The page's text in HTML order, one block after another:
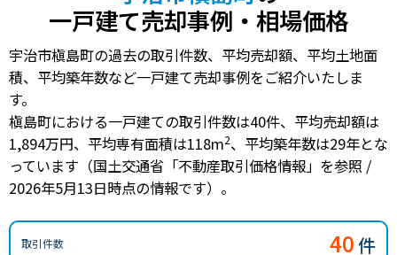
一戸建て売却事例・相場価格
宇治市槇島町の過去の取引件数、平均売却額、平均土地面
積、平均築年数など一戸建て売却事例をご紹介いたしま
す。
槇島町における一戸建ての取引件数は40件、 平均売却額は
1,894万円、 平均専有面積は118m2、 平均築年数は29年とな
っています（国土交通省「不動産取引価格情報」を参照 /
2026年5月13日時点の情報です）。
取引件数 40件